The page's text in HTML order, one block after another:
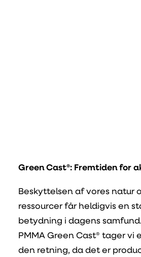
Green Cast®: Fremtiden for
Beskyttelsen af vores natur
ressourcer får heldigvis en
betydning i dagens
PMMA Green Cast® tager vi
den retning, da det er